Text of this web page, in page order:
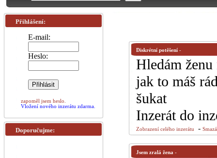
Diskrétní potěšení -
Hledám
jak to máš
šukat
Inzerát do
Zobrazení celého inzerátu -
Jsem zralá žena -
Přihlášení:
E-mail:
Heslo:
zapoměl jsem heslo.
Vložení nového inzerátu zdarma.
Doporučujme: